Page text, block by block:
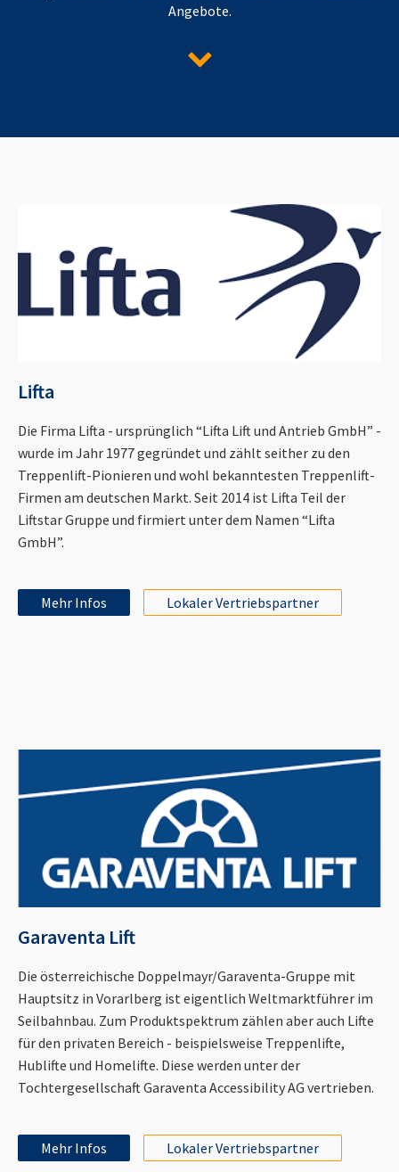
Angebote.
Lifta
Die Firma Lifta - ursprünglich “Lifta Lift und Antrieb GmbH” -
wurde im Jahr 1977 gegründet und zählt seither zu den
Treppenlift-Pionieren und wohl bekanntesten Treppenlift-
Firmen am deutschen Markt. Seit 2014 ist Lifta Teil der
Liftstar Gruppe und firmiert unter dem Namen “Lifta
GmbH”.
Mehr Infos Lokaler Vertriebspartner
Garaventa Lift
Die österreichische Doppelmayr/Garaventa-Gruppe mit
Hauptsitz in Vorarlberg ist eigentlich Weltmarktführer im
Seilbahnbau. Zum Produktspektrum zählen aber auch Lifte
für den privaten Bereich - beispielsweise Treppenlifte,
Hublifte und Homelifte. Diese werden unter der
Tochtergesellschaft Garaventa Accessibility AG vertrieben.
Mehr Infos Lokaler Vertriebspartner